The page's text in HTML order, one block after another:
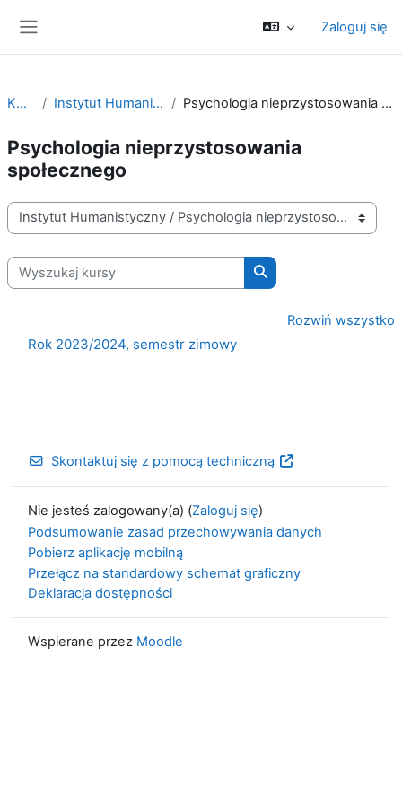
Zaloguj się
Kursy Instytut Humanistyczny Psychologia nieprzystosowania społecznego
Psychologia nieprzystosowania
społecznego
Kategorie kursów
Wyszukaj kursy
Wyszukaj kursy
Rozwiń wszystko
Rok 2023/2024, semestr zimowy
Skontaktuj się z pomocą techniczną
Nie jesteś zalogowany(a) (Zaloguj się)
Podsumowanie zasad przechowywania danych
Pobierz aplikację mobilną
Przełącz na standardowy schemat graficzny
Deklaracja dostępności
Wspierane przez Moodle